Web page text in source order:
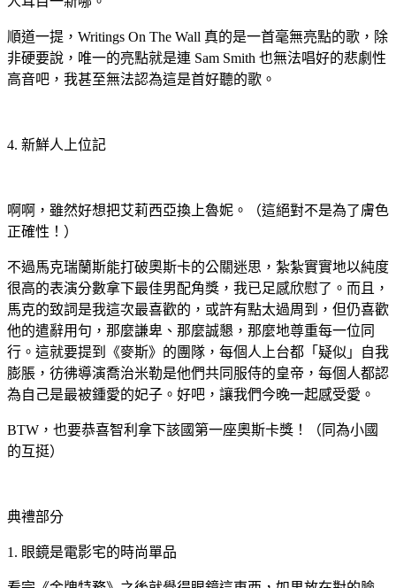
順道一提，Writings On The Wall 真的是一首毫無亮點的歌，除
非硬要說，唯一的亮點就是連 Sam Smith 也無法唱好的悲劇性
高音吧，我甚至無法認為這是首好聽的歌。
4. 新鮮人上位記
啊啊，雖然好想把艾莉西亞換上魯妮。（這絕對不是為了膚色
正確性！）
不過馬克瑞蘭斯能打破奧斯卡的公關迷思，紮紮實實地以純度
很高的表演分數拿下最佳男配角獎，我已足感欣慰了。而且，
馬克的致詞是我這次最喜歡的，或許有點太過周到，但仍喜歡
他的遣辭用句，那麼謙卑、那麼誠懇，那麼地尊重每一位同
行。這就要提到《麥斯》的團隊，每個人上台都「疑似」自我
膨脹，彷彿導演喬治米勒是他們共同服侍的皇帝，每個人都認
為自己是最被鍾愛的妃子。好吧，讓我們今晚一起感受愛。
BTW，也要恭喜智利拿下該國第一座奧斯卡獎！（同為小國
的互挺）
典禮部分
1. 眼鏡是電影宅的時尚單品